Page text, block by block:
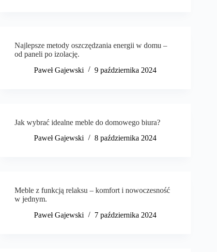
Najlepsze metody oszczędzania energii w domu –
od paneli po izolację.
Paweł Gajewski
9 października 2024
Jak wybrać idealne meble do domowego biura?
Paweł Gajewski
8 października 2024
Meble z funkcją relaksu – komfort i nowoczesność
w jednym.
Paweł Gajewski
7 października 2024